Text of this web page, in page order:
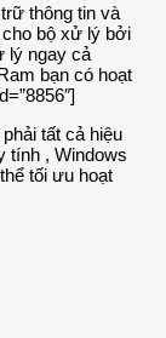
thông tin và
bộ xử lý bởi
lý ngay cả
bạn có hoạt
tất cả hiệu
tính , Windows
tối ưu hoạt